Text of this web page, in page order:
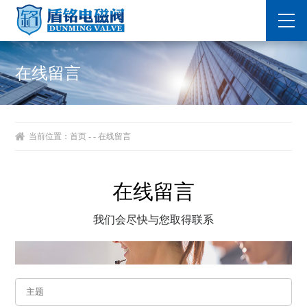
在线留言
当前位置：首页 - - 在线留言
在线留言
我们会尽快与您取得联系